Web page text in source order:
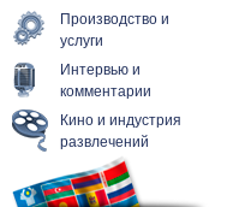
Производство и
услуги
Интервью и
комментарии
Кино и индустрия
развлечений